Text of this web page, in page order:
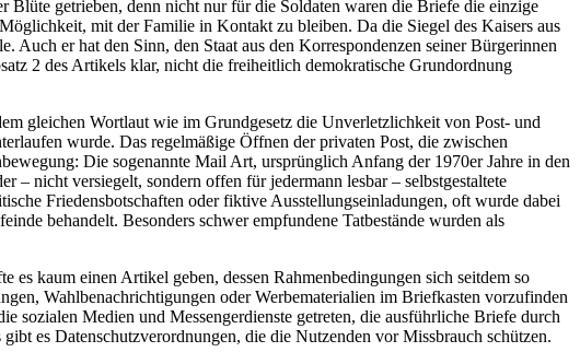
Blüte getrieben, denn nicht nur für die Soldaten waren die Briefe die einzige
mit der Familie in Kontakt zu bleiben. Da die Siegel des Kaisers aus
Auch er hat den Sinn, den Staat aus den Korrespondenzen seiner Bürgerinnen
2 des Artikels klar, nicht die freiheitlich demokratische Grundordnung
gleichen Wortlaut wie im Grundgesetz die Unverletzlichkeit von Post- und
wurde. Das regelmäßige Öffnen der privaten Post, die zwischen
Die sogenannte Mail Art, ursprünglich Anfang der 1970er Jahre in den
nicht versiegelt, sondern offen für jedermann lesbar – selbstgestaltete
Friedensbotschaften oder fiktive Ausstellungseinladungen, oft wurde dabei
behandelt. Besonders schwer empfundene Tatbestände wurden als
kaum einen Artikel geben, dessen Rahmenbedingungen sich seitdem so
Wahlbenachrichtigungen oder Werbematerialien im Briefkasten vorzufinden
sozialen Medien und Messengerdienste getreten, die ausführliche Briefe durch
es Datenschutzverordnungen, die die Nutzenden vor Missbrauch schützen.